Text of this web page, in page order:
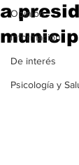
Opinión
Información
De interés
Psicología y
a